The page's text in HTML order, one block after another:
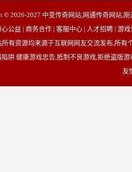
© 2026-2027 中变传奇网站,网通传奇网站,
公益 | 商务合作 | 客服中心 | 人才招聘 | 游
有资源均来源于互联网网友交流发布,所
阱.健康游戏忠告,抵制不良游戏,拒绝盗版
友